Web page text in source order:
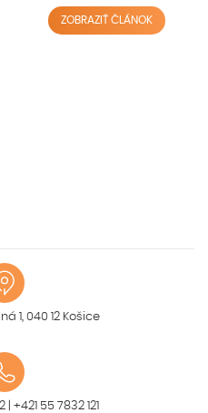
ZOBRAZIŤ ČLÁNOK
1, 040 12 Košice
+421 55 7832 121